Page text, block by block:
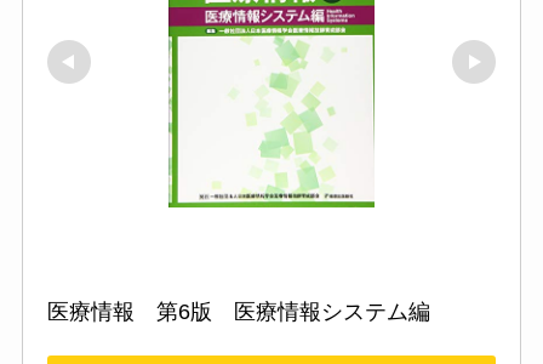
医療情報　第6版　医療情報システム編